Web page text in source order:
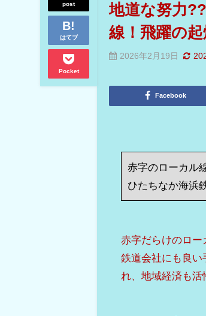
post
はてブ
Pocket
地道な努力
線！飛躍の
2026年2月19日
Facebook
赤字のローカル
ひたちなか海浜
赤字だらけのロ
鉄道会社にも良い
れ、地域経済も活